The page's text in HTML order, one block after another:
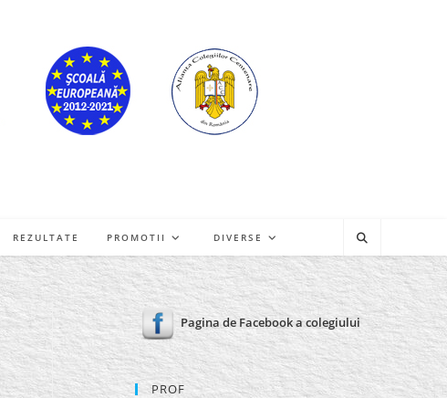
REZULTATE PROMOTII DIVERSE
Pagina de Facebook a colegiului
PROF